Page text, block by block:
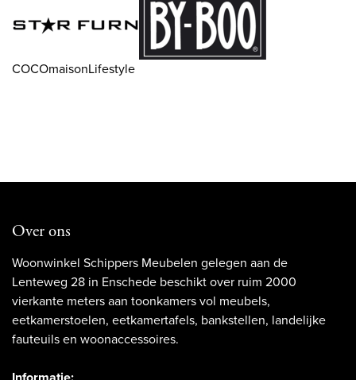
COCOmaisonLifestyle
Over ons
Woonwinkel Schippers Meubelen gelegen aan de
Lenteweg 28 in Enschede beschikt over ruim 2000
vierkante meters aan toonkamers vol meubels,
eetkamerstoelen, eetkamertafels, bankstellen, landelijke
fauteuils en woonaccessoires.